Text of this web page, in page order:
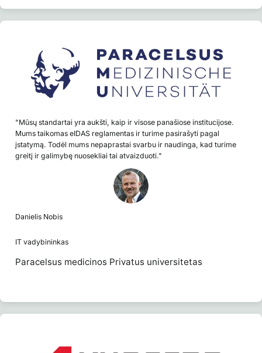
"Mūsų standartai yra aukšti, kaip ir visose panašiose institucijose.
Mums taikomas eIDAS reglamentas ir turime pasirašyti pagal
įstatymą. Todėl mums nepaprastai svarbu ir naudinga, kad turime
greitį ir galimybę nuosekliai tai atvaizduoti."
Danielis Nobis
IT vadybininkas
Paracelsus medicinos Privatus universitetas